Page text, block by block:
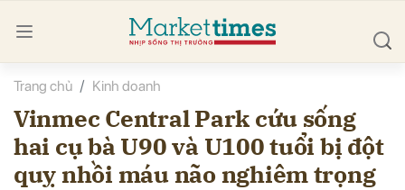
Trang chủ Kinh doanh
Vinmec Central Park cứu sống
hai cụ bà U90 và U100 tuổi bị đột
quỵ nhồi máu não nghiêm trọng
luận